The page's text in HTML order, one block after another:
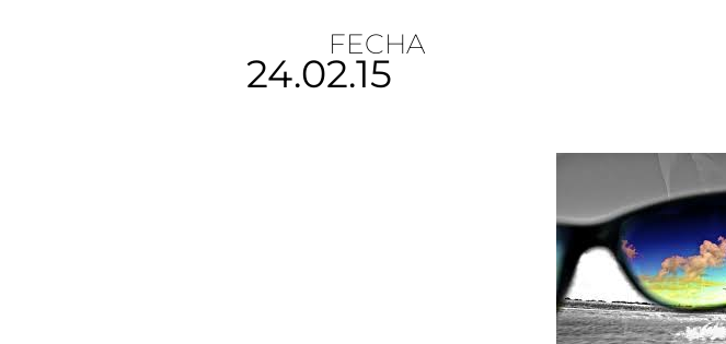
FECHA
24.02.15